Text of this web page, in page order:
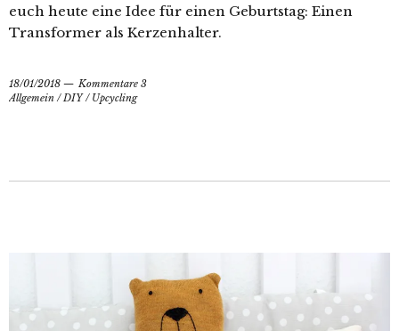
euch heute eine Idee für einen Geburtstag: Einen
Transformer als Kerzenhalter.
18/01/2018
Kommentare 3
Allgemein / DIY/ Upcycling